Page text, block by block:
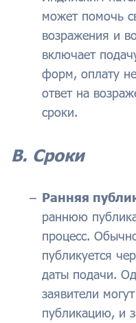
может помочь
возражения и
включает
форм, оплату
ответ на
сроки.
В. Сроки
Ранняя
раннюю
процесс.
публикуется
даты подачи.
заявители
публикацию, и